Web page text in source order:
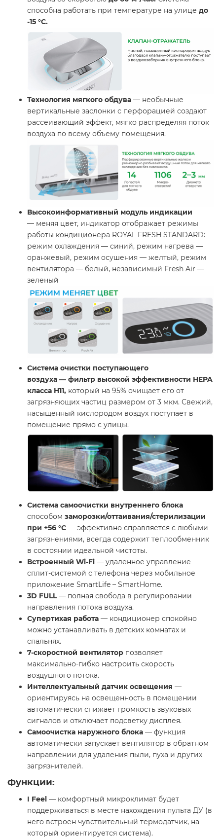
способна работать при температуре на улице до
-15 °С.
Технология мягкого обдува — необычные
вертикальные заслонки с перфорацией создают
рассеивающий эффект, мягко распределяя поток
воздуха по всему объему помещения.
Высокоинформативный модуль индикации
— меняя цвет, индикатор отображает режимы
работы кондиционера ROYAL FRESH STANDARD:
режим охлаждения — синий, режим нагрева —
оранжевый, режим осушения — желтый, режим
вентилятора — белый, независимый Fresh Air —
зеленый
Система очистки поступающего
воздуха — фильтр высокой эффективности HEPA
класса H11, который на 95% очищает его от
загрязняющих частиц размером от 3 мкм. Свежий,
насыщенный кислородом воздух поступает в
помещение прямо с улицы.
Система самоочистки внутреннего блока
способом заморозки/оттаивания/стерилизации
при +56 °С — эффективно справляется с любыми
загрязнениями, всегда содержит теплообменник
в состоянии идеальной чистоты.
Встроенный Wi-Fi — удаленное управление
сплит-системой с телефона через мобильное
приложение SmartLife – SmartHome.
3D FULL— полная свобода в регулировании
направления потока воздуха.
Супертихая работа — кондиционер спокойно
можно устанавливать в детских комнатах и
спальнях.
7-скоростной вентилятор позволяет
максимально-гибко настроить скорость
воздушного потока.
Интеллектуальный датчик освещения —
ориентируясь на освещенность в помещении
автоматически снижает громкость звуковых
сигналов и отключает подсветку дисплея.
Самоочистка наружного блока — функция
автоматически запускает вентилятор в обратном
направлении для удаления пыли, пуха и других
загрязнителей.
Функции:
I Feel — комфортный микроклимат будет
поддерживаться в месте нахождения пульта ДУ (в
него встроен чувствительный термодатчик, на
который ориентируется система).